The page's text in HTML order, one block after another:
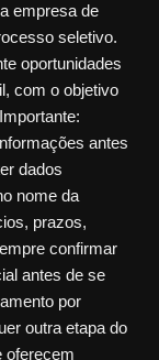
empresa de
seletivo.
oportunidades
com o objetivo
antes
dados
nome da
prazos,
confirmar
antes de se
por
outra etapa do
oferecem